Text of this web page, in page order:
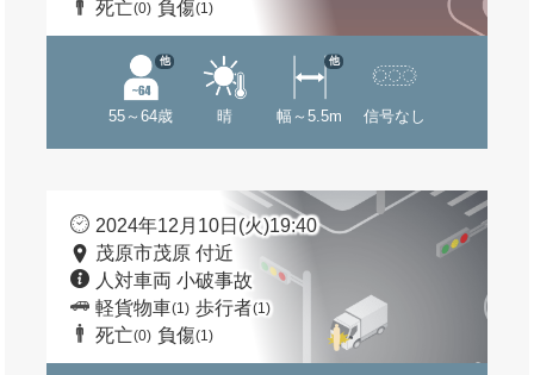
死亡(0) 負傷(1)
55～64歳
他
晴 幅～5.5m
他
信号なし
2024年12月10日(火)19:40
茂原市茂原 付近
人対車両 小破事故
軽貨物車(1) 歩行者(1)
死亡(0) 負傷(1)